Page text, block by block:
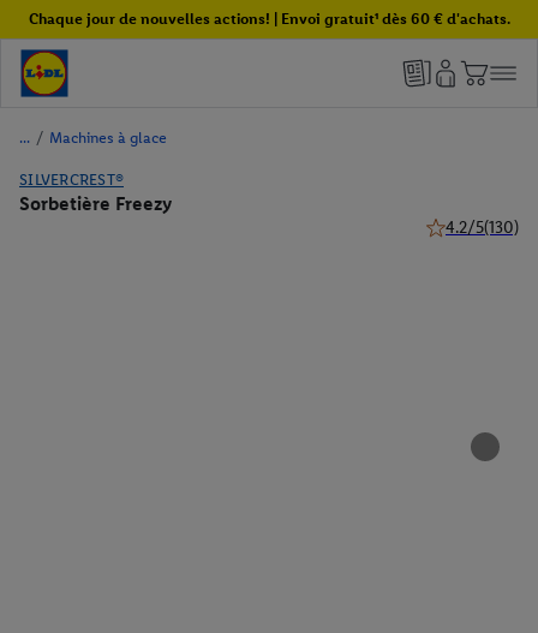
Chaque jour de nouvelles actions! | Envoi gratuit¹ dès 60 € d'achats.
/ Machines à glace
SILVERCREST®
Sorbetière Freezy
4.2/5(130)